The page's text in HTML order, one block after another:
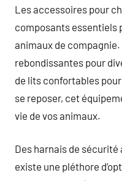
Les accessoires pour
composants essentiels
animaux de compagnie.
rebondissantes pour
de lits confortables
se reposer, cet
vie de vos animaux.
Des harnais de
existe une pléthore